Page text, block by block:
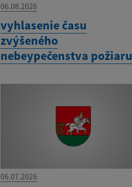
06.08.2026
vyhlasenie času
zvýšeného
nebeypečenstva požiaru
06.07.2026